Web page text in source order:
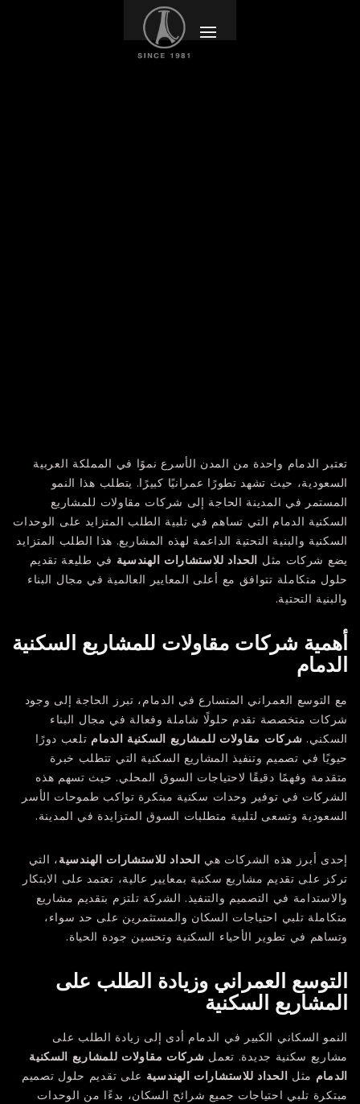
تعتبر الدمام واحدة من المدن الأسرع نموًا في المملكة العربية
السعودية، حيث تشهد تطورًا عمرانيًا كبيرًا. يتطلب هذا النمو
المستمر في المدينة الحاجة إلى شركات مقاولات للمشاريع
السكنية الدمام التي تساهم في تلبية الطلب المتزايد على الوحدات
السكنية والبنية التحتية الداعمة لهذه المشاريع. هذا الطلب المتزايد
يضع شركات مثل الحداد للاستشارات الهندسية في طليعة تقديم
حلول متكاملة تتوافق مع أعلى المعايير العالمية في مجال البناء
والبنية التحتية.
أهمية شركات مقاولات للمشاريع السكنية
الدمام
مع التوسع العمراني المتسارع في الدمام، تبرز الحاجة إلى وجود
شركات متخصصة تقدم حلولًا شاملة وفعالة في مجال البناء
السكني. شركات مقاولات للمشاريع السكنية الدمام تلعب دورًا
حيويًا في تصميم وتنفيذ المشاريع السكنية التي تتطلب خبرة
متقدمة وفهمًا دقيقًا لاحتياجات السوق المحلي. حيث تسهم هذه
الشركات في توفير وحدات سكنية مبتكرة تواكب طموحات الأسر
السعودية وتسعى لتلبية متطلبات السوق المتزايدة في المدينة.
إحدى أبرز هذه الشركات هي الحداد للاستشارات الهندسية، التي
تركز على تقديم مشاريع سكنية بمعايير عالية، تعتمد على الابتكار
والاستدامة في التصميم والتنفيذ. الشركة تلتزم بتقديم مشاريع
متكاملة تلبي احتياجات السكان والمستثمرين على حد سواء،
وتساهم في تطوير الأحياء السكنية وتحسين جودة الحياة.
التوسع العمراني وزيادة الطلب على
المشاريع السكنية
النمو السكاني الكبير في الدمام أدى إلى زيادة الطلب على
مشاريع سكنية جديدة. تعمل شركات مقاولات للمشاريع السكنية
الدمام مثل الحداد للاستشارات الهندسية على تقديم حلول تصميم
مبتكرة تلبي احتياجات جميع شرائح السكان، بدءًا من الوحدات